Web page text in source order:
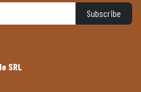
Subscribe
SRL